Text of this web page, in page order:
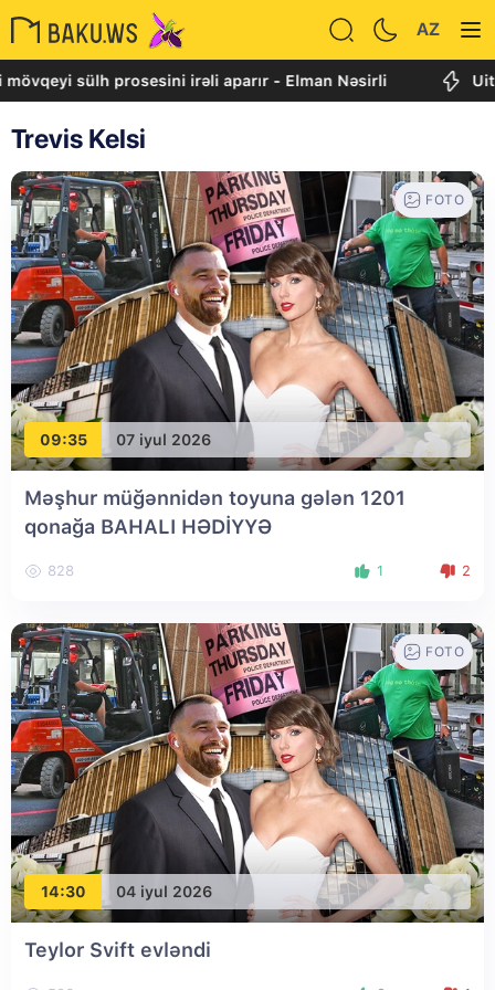
AZ
sülh prosesini irəli aparır - Elman Nəsirli
Trevis Kelsi
09:35 07 iyul 2026
FOTO
Məşhur müğənnidən toyuna gələn 1201
qonağa BAHALI HƏDİYYƏ
828 1 2
14:30 04 iyul 2026
FOTO
Teylor Svift evləndi